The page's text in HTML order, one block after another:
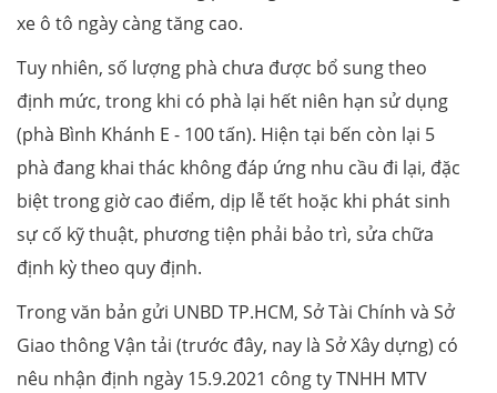
xe ô tô ngày càng tăng cao.
Tuy nhiên, số lượng phà chưa được bổ sung theo
định mức, trong khi có phà lại hết niên hạn sử dụng
(phà Bình Khánh E - 100 tấn). Hiện tại bến còn lại 5
phà đang khai thác không đáp ứng nhu cầu đi lại, đặc
biệt trong giờ cao điểm, dịp lễ tết hoặc khi phát sinh
sự cố kỹ thuật, phương tiện phải bảo trì, sửa chữa
định kỳ theo quy định.
Trong văn bản gửi UNBD TP.HCM, Sở Tài Chính và Sở
Giao thông Vận tải (trước đây, nay là Sở Xây dựng) có
nêu nhận định ngày 15.9.2021 công ty TNHH MTV